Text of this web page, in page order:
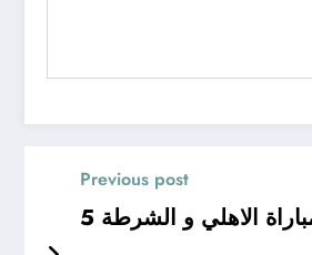
Previous post
الاهلي و الشرطة 5